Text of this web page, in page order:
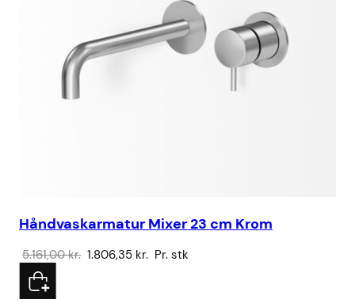
Håndvaskarmatur Mixer 23 cm Krom
5.161,00kr. Den
1.806,35 kr. Den
Pr. stk